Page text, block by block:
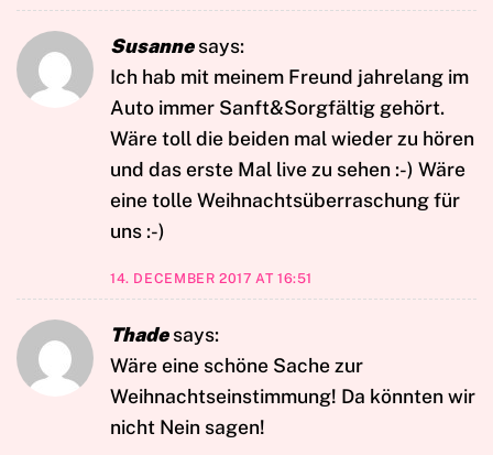
Susanne says:
Ich hab mit meinem Freund jahrelang im
Auto immer Sanft&Sorgfältig gehört.
Wäre toll die beiden mal wieder zu hören
und das erste Mal live zu sehen :-) Wäre
eine tolle Weihnachtsüberraschung für
uns :-)
14. DECEMBER 2017 AT 16:51
Thade says:
Wäre eine schöne Sache zur
Weihnachtseinstimmung! Da könnten wir
nicht Nein sagen!